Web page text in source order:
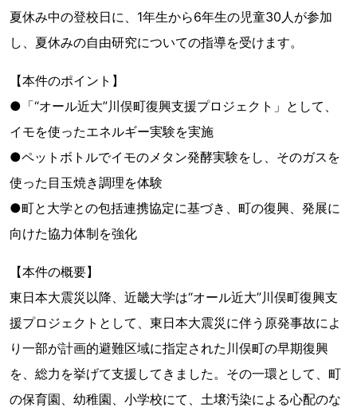
夏休み中の登校日に、1年生から6年生の児童30人が参加
し、夏休みの自由研究についての指導を受けます。
【本件のポイント】
●「“オール近大”川俣町復興支援プロジェクト」として、
イモを使ったエネルギー実験を実施
●ペットボトルでイモのメタン発酵実験をし、そのガスを
使った目玉焼き調理を体験
●町と大学との包括連携協定に基づき、町の復興、発展に
向けた協力体制を強化
【本件の概要】
東日本大震災以降、近畿大学は“オール近大”川俣町復興支
援プロジェクトとして、東日本大震災に伴う原発事故によ
り一部が計画的避難区域に指定された川俣町の早期復興
を、総力を挙げて支援してきました。その一環として、町
の保育園、幼稚園、小学校にて、土壌汚染による心配のな